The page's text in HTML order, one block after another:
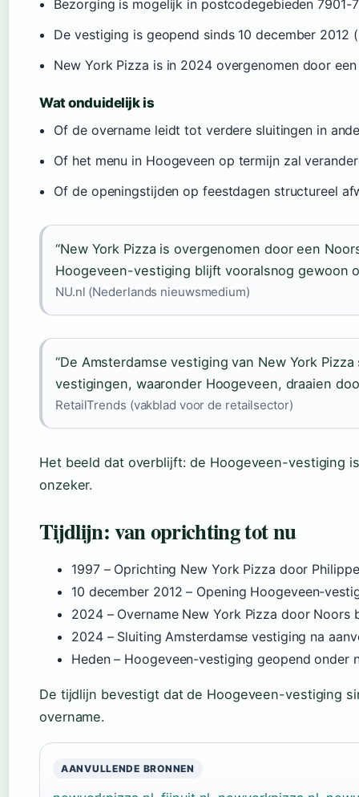
Bezorging is mogelijk in postcodegebieden 7901-
De vestiging is geopend sinds 10 december 2012
New York Pizza is in 2024 overgenomen door
Wat onduidelijk is
Of de overname leidt tot verdere sluitingen in
Of het menu in Hoogeveen op termijn zal
Of de openingstijden op feestdagen structureel
“New York Pizza is overgenomen door een
Hoogeveen-vestiging blijft vooralsnog gewoon
NU.nl (Nederlands nieuwsmedium)
“De Amsterdamse vestiging van New York
vestigingen, waaronder Hoogeveen, draaien
RetailTrends (vakblad voor de retailsector)
Het beeld dat overblijft: de Hoogeveen-vestiging
onzeker.
Tijdlijn: van oprichting tot nu
1997– Oprichting New York Pizza door
10 december 2012 – Opening Hoogeveen-
2024– Overname New York Pizza door Noors
2024– Sluiting Amsterdamse vestiging na
Heden – Hoogeveen-vestiging geopend onder
De tijdlijn bevestigt dat de Hoogeveen-vestiging
overname.
AANVULLENDE BRONNEN